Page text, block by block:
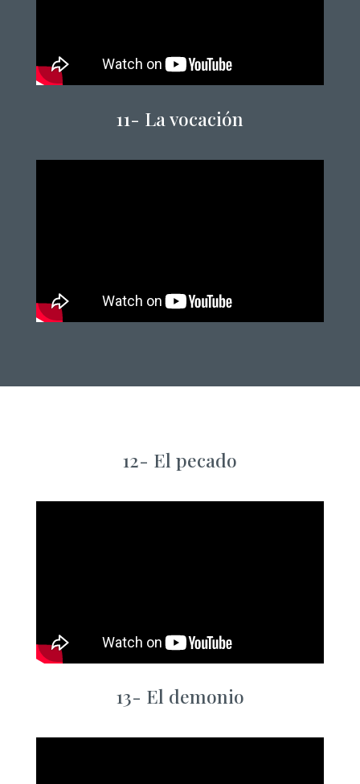
11- La vocación
12- El pecado
13- El demonio